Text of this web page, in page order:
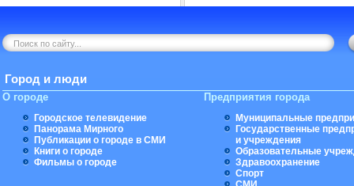
Город и люди
О городе
Городское телевидение
Панорама Мирного
Публикации о городе в СМИ
Книги о городе
Фильмы о городе
Предприятия города
Муниципальные
Государственные
и учреждения
Образовательные
Здравоохранение
Спорт